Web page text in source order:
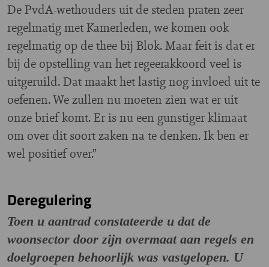
De PvdA-wethouders uit de steden praten zeer
regelmatig met Kamerleden, we komen ook
regelmatig op de thee bij Blok. Maar feit is dat er
bij de opstelling van het regeerakkoord veel is
uitgeruild. Dat maakt het lastig nog invloed uit te
oefenen. We zullen nu moeten zien wat er uit
onze brief komt. Er is nu een gunstiger klimaat
om over dit soort zaken na te denken. Ik ben er
wel positief over.”
Deregulering
Toen u aantrad constateerde u dat de
woonsector door zijn overmaat aan regels en
doelgroepen behoorlijk was vastgelopen. U